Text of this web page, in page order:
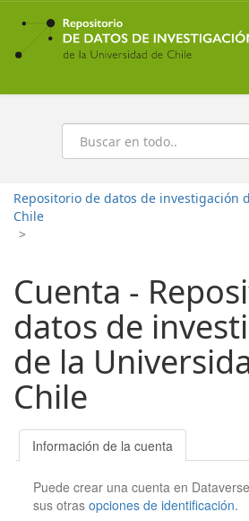
Ir
contenido
principal
Buscar
Repositorio de datos de investigación
Chile
>
Cuenta -
datos de
de la
Chile
Información de la cuenta
Puede crear una cuenta en
sus otrasopciones de identificación.